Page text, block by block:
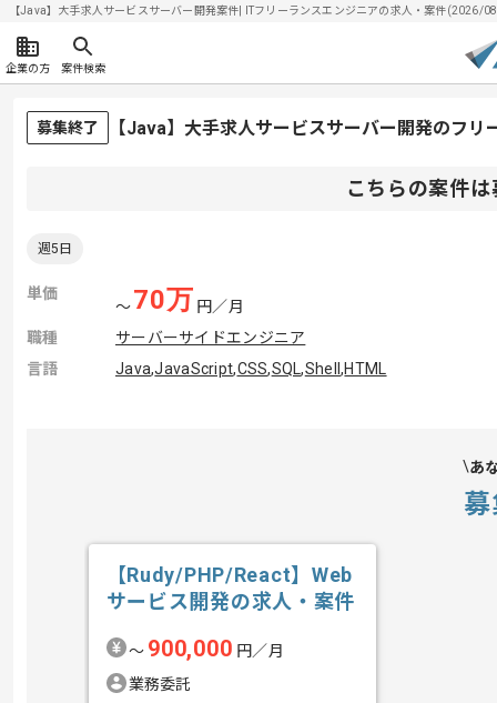
【Java】大手求人サービスサーバー開発案件| ITフリーランスエンジニアの求人・案件(2026/
企業の方 案件検索
募集終了 【Java】大手求人サービスサーバー開発のフリ
こちらの案件
週5日
単価
〜70万 円／月
職種
サーバーサイドエンジニア
言語
Java,JavaScript,CSS,SQL,Shell,HTML
あ
【Rudy/PHP/React】Web
サービス開発の求人・案件
〜 900,000 円／月
業務委託